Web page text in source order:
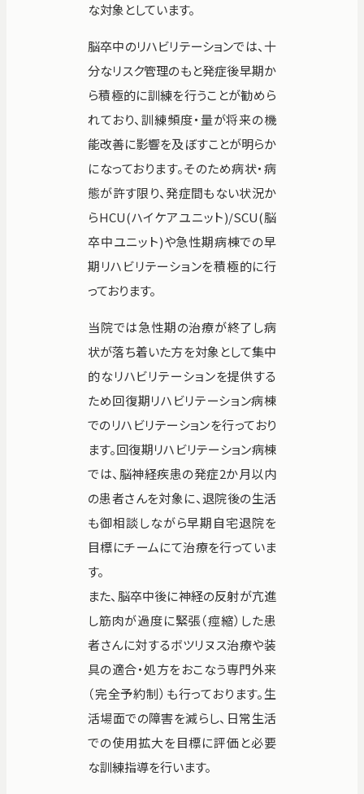
看護師募集中！
お知らせ
交通アクセス
フロアマップ
個人情報保護方針
お問い合わせ
お電話
緊急のお問い合わせ
Close
な対象としています。
脳卒中のリハビリテーションでは、十
分なリスク管理のもと発症後早期か
ら積極的に訓練を行うことが勧めら
れており、訓練頻度・量が将来の機
能改善に影響を及ぼすことが明らか
になっております。そのため病状・病
態が許す限り、発症間もない状況か
らHCU(ハイケアユニット)/SCU(脳
卒中ユニット)や急性期病棟での早
期リハビリテーションを積極的に行
っております。
当院では急性期の治療が終了し病
状が落ち着いた方を対象として集中
的なリハビリテーションを提供する
ため回復期リハビリテーション病棟
でのリハビリテーションを行っており
ます。回復期リハビリテーション病棟
では、脳神経疾患の発症2か月以内
の患者さんを対象に、退院後の生活
も御相談しながら早期自宅退院を
目標にチームにて治療を行っていま
す。
また、脳卒中後に神経の反射が亢進
し筋肉が過度に緊張（痙縮）した患
者さんに対するボツリヌス治療や装
具の適合・処方をおこなう専門外来
（完全予約制）も行っております。生
活場面での障害を減らし、日常生活
での使用拡大を目標に評価と必要
な訓練指導を行います。